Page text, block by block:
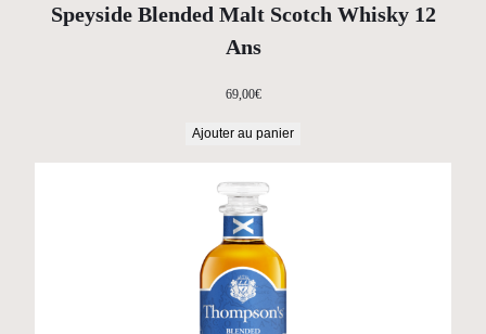
Speyside Blended Malt Scotch Whisky 12
Ans
69,00€
Ajouter au panier